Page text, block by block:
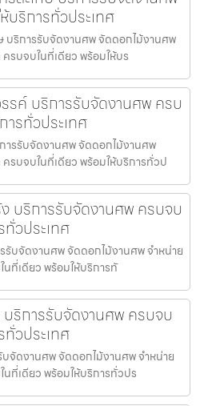
บริการทั่วประเทศ
บริการรับจัดงานศพ จัดดอกไม้งานศพ
รบจบในที่เดียว พร้อมให้บร
รค์ บริการรับจัดงานศพ ครบ
ารทั่วประเทศ
ารรับจัดงานศพ จัดดอกไม้งานศพ
รบจบในที่เดียว พร้อมให้บริการทั่วป
บริการรับจัดงานศพ ครบจบ
วประเทศ
รับจัดงานศพ จัดดอกไม้งานศพ จำหน่าย
นที่เดียว พร้อมให้บริการทั
ริการรับจัดงานศพ ครบจบ
วประเทศ
จัดงานศพ จัดดอกไม้งานศพ จำหน่าย
ที่เดียว พร้อมให้บริการทั่วปร